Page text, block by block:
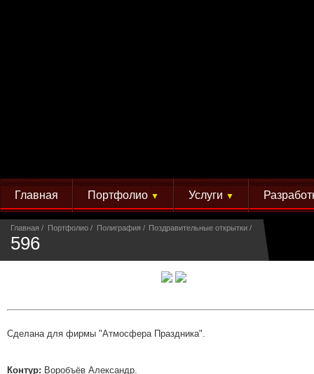
Главная Портфолио ▼ Услуги ▼
Главная Портфолио Полиграфия Поздравительные открытки
596
Сделана для фирмы "Атмосфера Праздника".
Контур: Воробъёв Александр.